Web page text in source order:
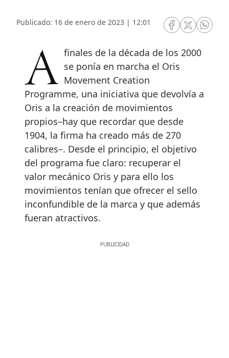
Publicado: 16 de enero de 2023 | 12:01
RRSS Facebook
RRSSRRSS
A finales de la década de los 2000 se ponía en marcha el Oris
Movement Creation
Programme, una iniciativa que devolvía a
Oris a la creación de movimientos
propios­–hay que recordar que desde
1904, la firma ha creado más de 270
calibres–. Desde el principio, el objetivo
del programa fue claro: recuperar el
valor mecánico Oris y para ello los
movimientos tenían que ofrecer el sello
inconfundible de la marca y que además
fueran atractivos.